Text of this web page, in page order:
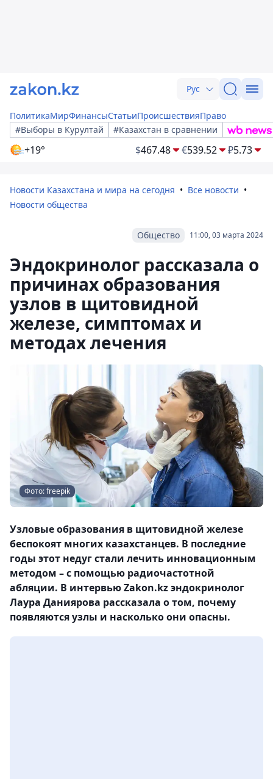
Рус
ПолитикаМирФинансыСтатьиПроисшествияПраво
#Выборы в Курултай
#Казахстан в сравнении
+19° $467.48 €539.52 ₽5.73
Новости Казахстана и мира на сегодня
Все новости
Новости общества
11:00, 03 марта 2024
Общество
Эндокринолог рассказала о
причинах образования
узлов в щитовидной
железе, симптомах и
методах лечения
Фото: freepik
Узловые образования в щитовидной железе
беспокоят многих казахстанцев. В последние
годы этот недуг стали лечить инновационным
методом – с помощью радиочастотной
абляции. В интервью Zakon.kz эндокринолог
Лаура Даниярова рассказала о том, почему
появляются узлы и насколько они опасны.